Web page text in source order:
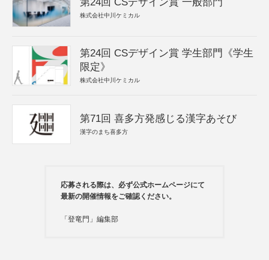
株式会社中川ケミカル
第24回 CSデザイン賞 学生部門《学生
限定》
株式会社中川ケミカル
第71回 喜多方発感じる漢字あそび
漢字のまち喜多方
応募される際は、必ず公式ホームページにて
最新の開催情報をご確認ください。
「登竜門」編集部